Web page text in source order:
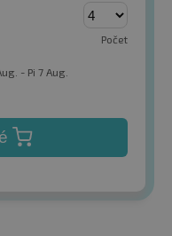
Počet
- Pi 7 Aug.